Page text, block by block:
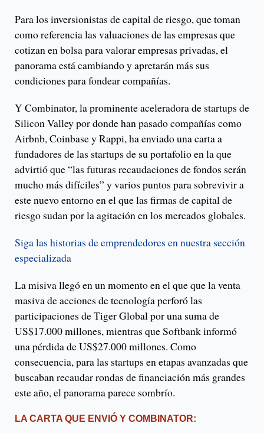
Para los inversionistas de capital de riesgo, que toman
como referencia las valuaciones de las empresas que
cotizan en bolsa para valorar empresas privadas, el
panorama está cambiando y apretarán más sus
condiciones para fondear compañías.
Y Combinator, la prominente aceleradora de startups de
Silicon Valley por donde han pasado compañías como
Airbnb, Coinbase y Rappi, ha enviado una carta a
fundadores de las startups de su portafolio en la que
advirtió que “las futuras recaudaciones de fondos serán
mucho más difíciles” y varios puntos para sobrevivir a
este nuevo entorno en el que las firmas de capital de
riesgo sudan por la agitación en los mercados globales.
Siga las historias de emprendedores en nuestra sección
especializada
La misiva llegó en un momento en el que que la venta
masiva de acciones de tecnología perforó las
participaciones de Tiger Global por una suma de
US$17.000 millones, mientras que Softbank informó
una pérdida de US$27.000 millones. Como
consecuencia, para las startups en etapas avanzadas que
buscaban recaudar rondas de financiación más grandes
este año, el panorama parece sombrío.
LA CARTA QUE ENVIÓ Y COMBINATOR: